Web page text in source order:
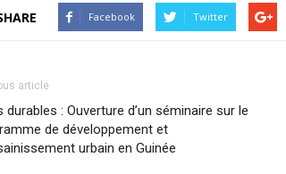
Facebook Twitter
article
durables : Ouverture d’un séminaire sur le
de développement et
urbain en Guinée